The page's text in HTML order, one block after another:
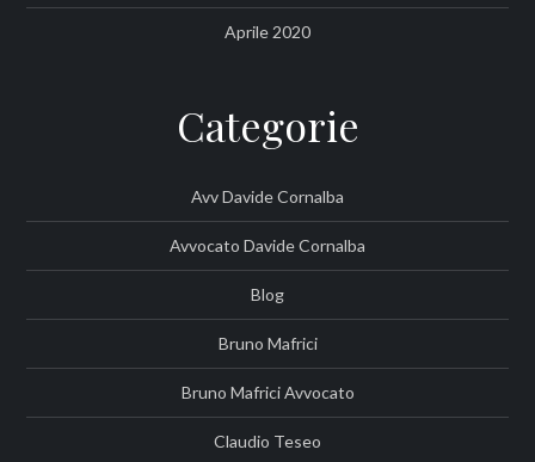
Aprile 2020
Categorie
Avv Davide Cornalba
Avvocato Davide Cornalba
Blog
Bruno Mafrici
Bruno Mafrici Avvocato
Claudio Teseo